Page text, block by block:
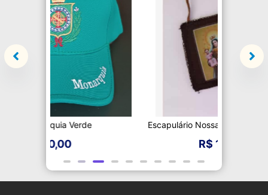
Escapulário Nossa Senhora do Carmo